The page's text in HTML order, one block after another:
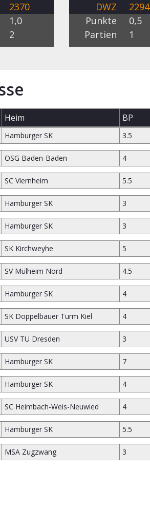
2370
1,0
2
DWZ
2294
Punkte
0,5
Partien
1
Heim BP
Hamburger SK 3.5
OSG Baden-Baden 4
SC Viernheim 5.5
Hamburger SK 3
Hamburger SK 3
SK Kirchweyhe 5
SV Mülheim Nord 4.5
Hamburger SK 4
SK Doppelbauer Turm Kiel 4
USV TU Dresden 3
Hamburger SK 7
Hamburger SK 4
SC Heimbach-Weis-Neuwied 4
Hamburger SK 5.5
MSA Zugzwang 3